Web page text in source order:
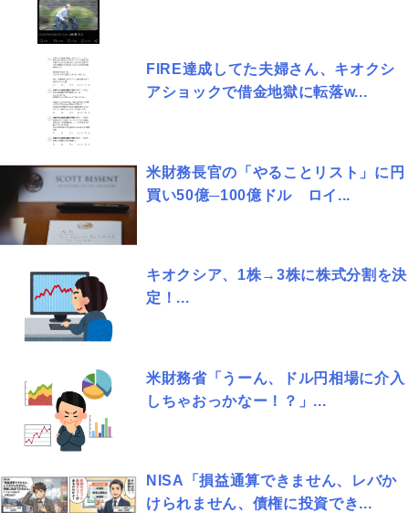
FIRE達成してた夫婦さん、キオクシ
アショックで借金地獄に転落w...
米財務長官の「やることリスト」に円
買い50億─100億ドル ロイ...
キオクシア、1株→3株に株式分割を決
定！...
米財務省「うーん、ドル円相場に介入
しちゃおっかなー！？」...
NISA「損益通算できません、レバか
けられません、債権に投資でき...